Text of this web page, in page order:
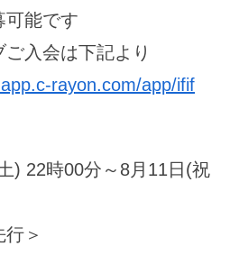
可能です
入会は下記より
rayon.com/app/ifif
) 22時00分～8月11日(祝
＞